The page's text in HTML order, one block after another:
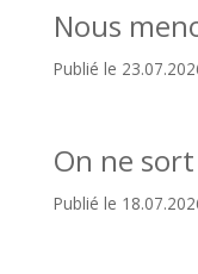
Nous
Publié le
On ne
Publié le